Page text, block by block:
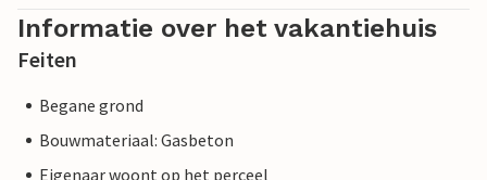
Informatie over het vakantiehuis
Feiten
Begane grond
Bouwmateriaal: Gasbeton
Eigenaar woont op het perceel